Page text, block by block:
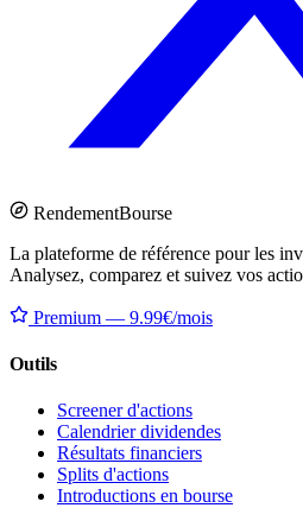
RendementBourse
La plateforme de référence pour les
Analysez, comparez et suivez vos
Premium — 9.99€/mois
Outils
Screener d'actions
Calendrier dividendes
Résultats financiers
Splits d'actions
Introductions en bourse